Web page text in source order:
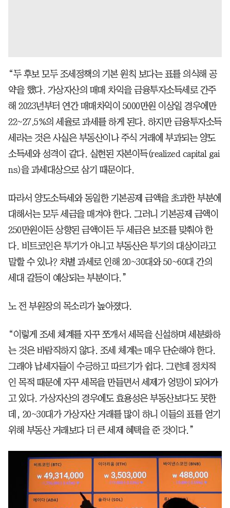
“두 후보 모두 조세정책의 기본 원칙 보다는 표를 의식해 공
약을 했다. 가상자산의 매매 차익을 금융투자소득세로 간주
해 2023년부터 연간 매매차익이 5000만원 이상일 경우에만
22~27.5%의 세율로 과세를 하게 된다. 하지만 금융투자소득
세라는 것은 사실은 부동산이나 주식 거래에 부과되는 양도
소득세와 성격이 같다. 실현된 자본이득(realized capital gai
ns)을 과세대상으로 삼기 때문이다.
따라서 양도소득세와 동일한 기본공제 금액을 초과한 부분에
대해서는 모두 세금을 매겨야 한다. 그러니 기본공제 금액이
250만원이든 상향된 금액이든 두 세금은 보조를 맞춰야 한
다. 비트코인은 투기가 아니고 부동산은 투기의 대상이라고
말할 수 있나? 차별 과세로 인해 20~30대와 50~60대 간의
세대 갈등이 예상되는 부분이다.”
노 전 부원장의 목소리가 높아졌다.
“이렇게 조세 체계를 자꾸 쪼개서 세목을 신설하며 세분화하
는 것은 바람직하지 않다. 조세 체계는 매우 단순해야 한다.
그래야 납세자들이 수긍하고 따르기가 쉽다. 그런데 정치적
인 목적 때문에 자꾸 세목을 만들면서 세제가 엉망이 되어가
고 있다. 가상자산의 경우에도 효용성은 부동산보다도 못한
데, 20~30대가 가상자산 거래를 많이 하니 이들의 표를 얻기
위해 부동산 거래보다 더 큰 세제 혜택을 준 것이다.”